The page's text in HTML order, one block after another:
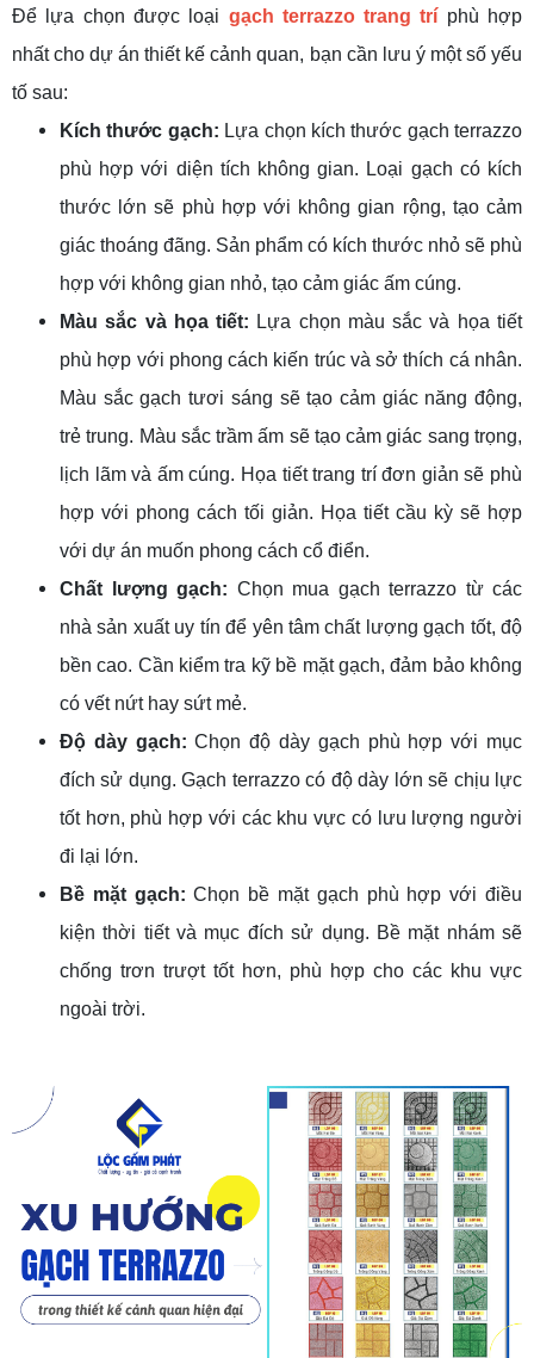
Để lựa chọn được loại gạch terrazzo trang trí phù hợp
nhất cho dự án thiết kế cảnh quan, bạn cần lưu ý một số yếu
tố sau:
Kích thước gạch: Lựa chọn kích thước gạch terrazzo
phù hợp với diện tích không gian. Loại gạch có kích
thước lớn sẽ phù hợp với không gian rộng, tạo cảm
giác thoáng đãng. Sản phẩm có kích thước nhỏ sẽ phù
hợp với không gian nhỏ, tạo cảm giác ấm cúng.
Màu sắc và họa tiết: Lựa chọn màu sắc và họa tiết
phù hợp với phong cách kiến trúc và sở thích cá nhân.
Màu sắc gạch tươi sáng sẽ tạo cảm giác năng động,
trẻ trung. Màu sắc trầm ấm sẽ tạo cảm giác sang trọng,
lịch lãm và ấm cúng. Họa tiết trang trí đơn giản sẽ phù
hợp với phong cách tối giản. Họa tiết cầu kỳ sẽ hợp
với dự án muốn phong cách cổ điển.
Chất lượng gạch: Chọn mua gạch terrazzo từ các
nhà sản xuất uy tín để yên tâm chất lượng gạch tốt, độ
bền cao. Cần kiểm tra kỹ bề mặt gạch, đảm bảo không
có vết nứt hay sứt mẻ.
Độ dày gạch: Chọn độ dày gạch phù hợp với mục
đích sử dụng. Gạch terrazzo có độ dày lớn sẽ chịu lực
tốt hơn, phù hợp với các khu vực có lưu lượng người
đi lại lớn.
Bề mặt gạch: Chọn bề mặt gạch phù hợp với điều
kiện thời tiết và mục đích sử dụng. Bề mặt nhám sẽ
chống trơn trượt tốt hơn, phù hợp cho các khu vực
ngoài trời.